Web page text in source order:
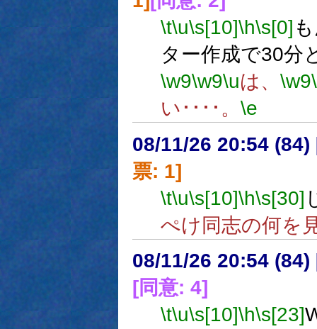
\t\u\s[10]\h\s[0]
ター作成で30分
\w9\w9\uは、 \w9
い････。 \e
08/11/26 20:54 (84)
票: 1]
\t\u\s[10]\h\s[30]
ぺけ同志の何を
08/11/26 20:54 (84)
[同意: 4]
\t\u\s[10]\h\s[23]